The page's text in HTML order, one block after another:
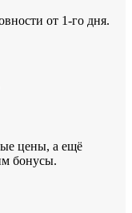
от 1-го дня.
цены, а ещё
бонусы.